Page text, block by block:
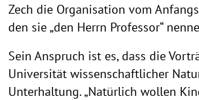
Zech die Organisation vom
den sie „den Herrn Professor“
Sein Anspruch ist es, dass die
Universität wissenschaftlicher
Unterhaltung. „Natürlich wollen